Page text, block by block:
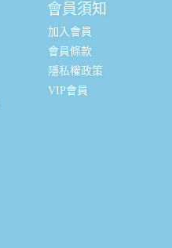
會員須知
加入會員
會員條款
隱私權政策
VIP會員